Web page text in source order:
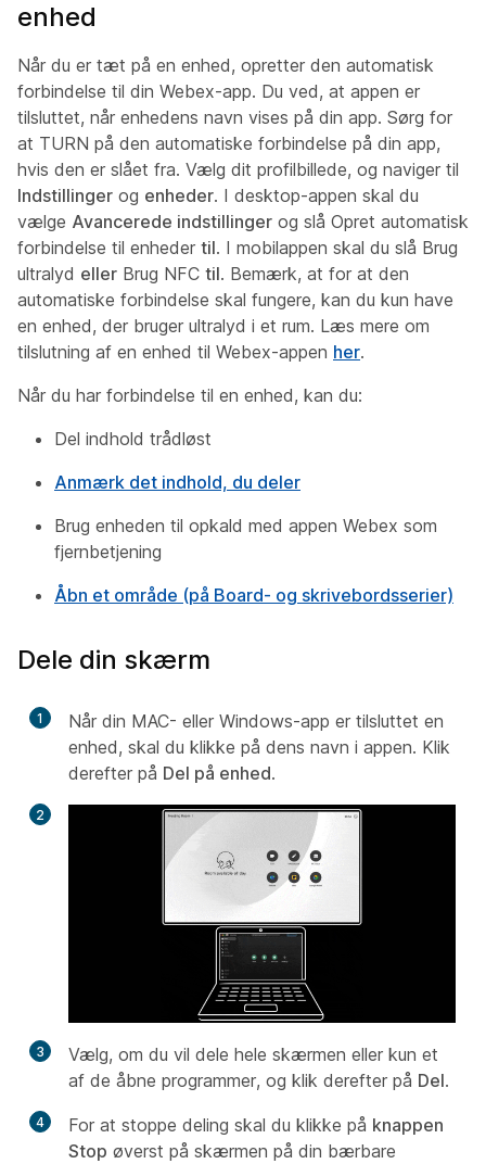
enhed
Når du er tæt på en enhed, opretter den automatisk
forbindelse til din Webex-app. Du ved, at appen er
tilsluttet, når enhedens navn vises på din app. Sørg for
at TURN på den automatiske forbindelse på din app,
hvis den er slået fra. Vælg dit profilbillede, og naviger til
Indstillinger og enheder. I desktop-appen skal du
vælge Avancerede indstillinger og slå Opret automatisk
forbindelse til enheder til. I mobilappen skal du slå Brug
ultralyd eller Brug NFC til. Bemærk, at for at den
automatiske forbindelse skal fungere, kan du kun have
en enhed, der bruger ultralyd i et rum. Læs mere om
tilslutning af en enhed til Webex-appen her.
Når du har forbindelse til en enhed, kan du:
Del indhold trådløst
Anmærk det indhold, du deler
Brug enheden til opkald med appen Webex som
fjernbetjening
Åbn et område (på Board- og skrivebordsserier)
Dele din skærm
1
Når din MAC- eller Windows-app er tilsluttet en
enhed, skal du klikke på dens navn i appen. Klik
derefter på Del på enhed.
2
3
Vælg, om du vil dele hele skærmen eller kun et
af de åbne programmer, og klik derefter på Del.
4 For at stoppe deling skal du klikke på knappen
Stop øverst på skærmen på din bærbare